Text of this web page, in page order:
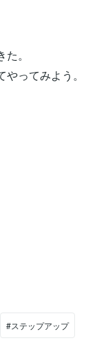
。
ってみよう。
#ステップアップ